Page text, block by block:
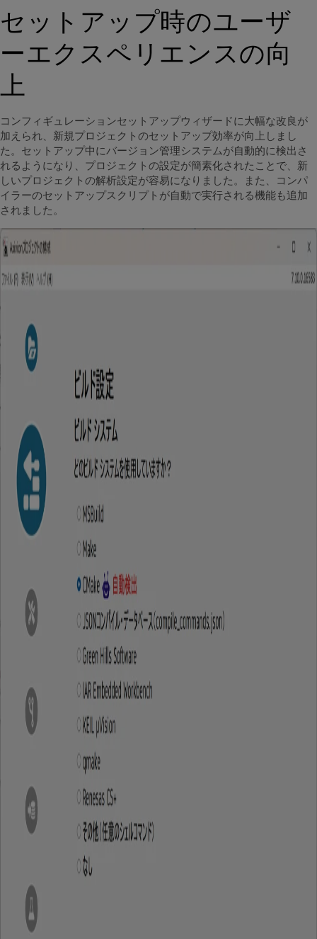
セットアップ時のユーザ
ーエクスペリエンスの向
上
コンフィギュレーションセットアップウィザードに大幅な改良が
加えられ、新規プロジェクトのセットアップ効率が向上しまし
た。 セットアップ中にバージョン管理システムが自動的に検出さ
れるようになり、プロジェクトの設定が簡素化されたことで、新
しいプロジェクトの解析設定が容易になりました。また、コンパ
イラーのセットアップスクリプトが自動で実行される機能も追加
されました。